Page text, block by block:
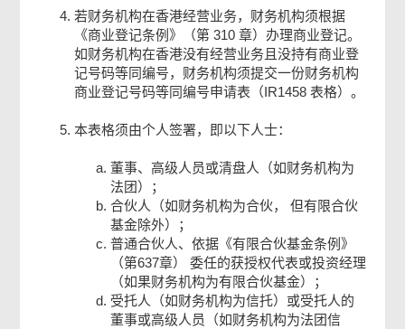
若财务机构在香港经营业务，财务机构须根据
《商业登记条例》（第 310 章）办理商业登记。
如财务机构在香港没有经营业务且没持有商业登
记号码等同编号，财务机构须提交一份财务机构
商业登记号码等同编号申请表（IR1458 表格）。
本表格须由个人签署，即以下人士：
董事、高级人员或清盘人（如财务机构为
法团）；
合伙人（如财务机构为合伙， 但有限合伙
基金除外）；
普通合伙人、依据《有限合伙基金条例》
（第637章） 委任的获授权代表或投资经理
（如果财务机构为有限合伙基金）；
受托人（如财务机构为信托）或受托人的
董事或高级人员（如财务机构为法团信